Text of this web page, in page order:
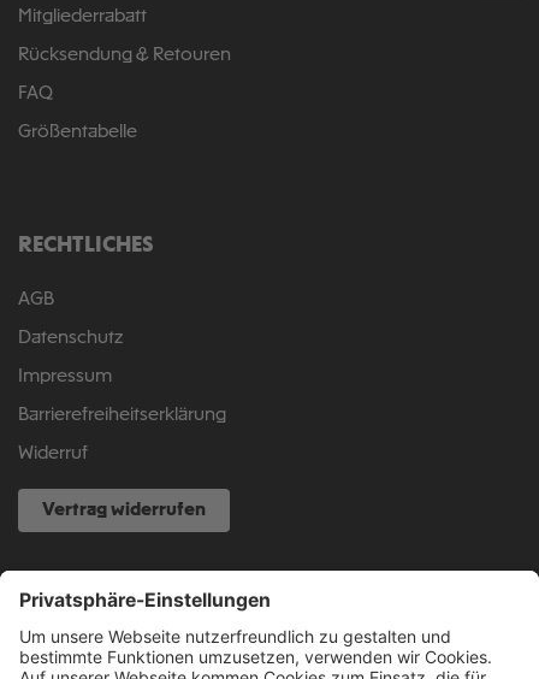
Mitgliederrabatt
Rücksendung & Retouren
FAQ
Größentabelle
RECHTLICHES
AGB
Datenschutz
Impressum
Barrierefreiheitserklärung
Widerruf
Vertrag widerrufen
NOCH FRAGEN?